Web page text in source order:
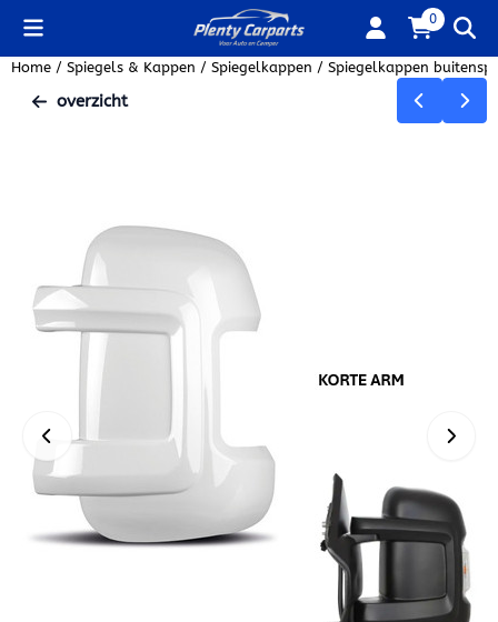
Cookievoorkeuren zijn beschikbaar. Kies instellingen of sta
0
Home / Spiegels & Kappen / Spiegelkappen / Spiegelkappen
overzicht